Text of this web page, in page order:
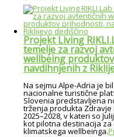
Projekt Living
temelje za razvoj
wellbeing
navdihnjenih z
Na sejmu Alpe-Adria je
nacionalne turistične
Slovenia predstavljena
trženja produkta Zdravje
2025–2028, v kateri so
kot pilotna destinacija za
klimatskega wellbeinga.